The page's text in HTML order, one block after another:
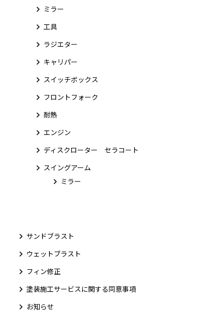
ミラー
工具
ラジエター
キャリパー
スイッチボックス
フロントフォーク
耐熱
エンジン
ディスクローター セラコート
スイングアーム
ミラー
サンドブラスト
ウェットブラスト
フィン修正
塗装施工サービスに関する同意事項
お知らせ